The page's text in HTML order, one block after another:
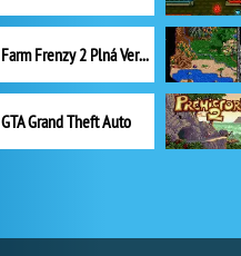
Farm Frenzy 2 Plná Verze
GTA Grand Theft Auto